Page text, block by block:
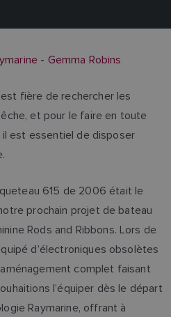
- Gemma Robins
fière de rechercher les
et pour le faire en toute
est essentiel de disposer
615 de 2006 était le
prochain projet de bateau
Rods and Ribbons. Lors de
d’électroniques obsolètes
complet faisant
l’équiper dès le départ
Raymarine, offrant à